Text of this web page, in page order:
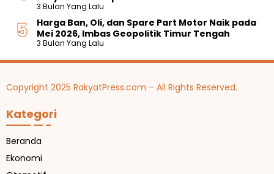
3 Bulan Yang Lalu
Harga Ban, Oli, dan Spare Part Motor Naik pada
Mei 2026, Imbas Geopolitik Timur Tengah
3 Bulan Yang Lalu
Copyright 2025 RakyatPress.com – All Rights Reserved.
Kategori
Beranda
Ekonomi